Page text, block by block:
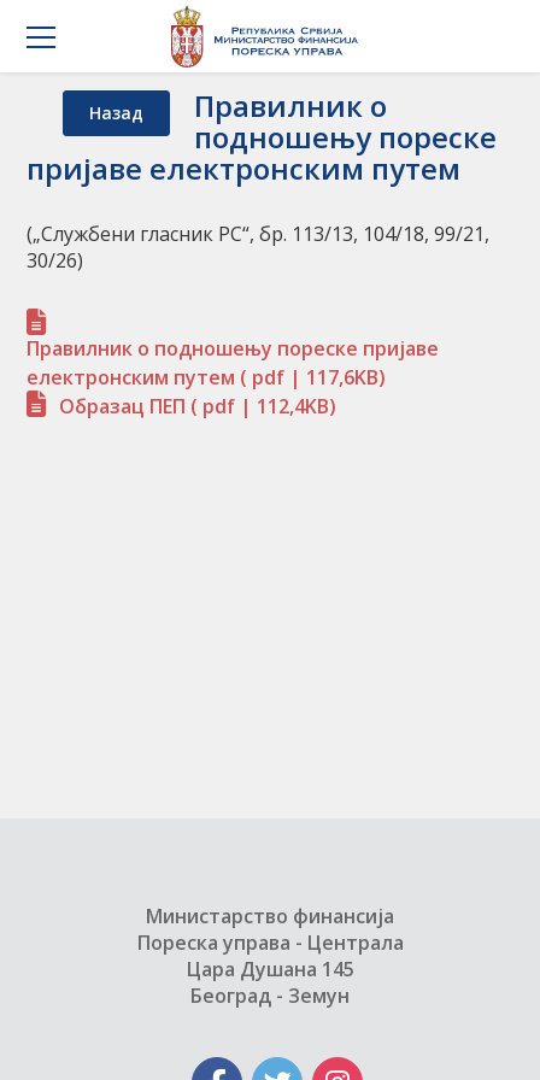
Назад Правилник о
подношењу пореске
пријаве електронским путем
(„Службени гласник РС“, бр. 113/13, 104/18, 99/21,
30/26)
Правилник о подношењу пореске пријаве
електронским путем ( pdf | 117,6KB)
Образац ПЕП ( pdf | 112,4KB)
Министарство финансија
Пореска управа - Централа
Цара Душана 145
Београд - Земун